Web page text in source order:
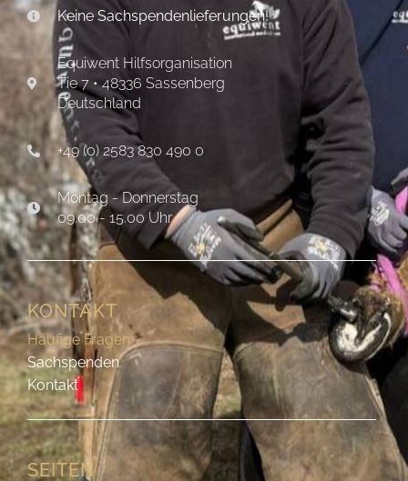
Keine Sachspendenlieferungen!
Equiwent Hilfsorganisation
Tie 7 • 48336 Sassenberg
Deutschland
+49 (0) 2583 830 490 0
Montag - Donnerstag
09.00 - 15.00 Uhr
KONTAKT
Häufige Fragen
Sachspenden
Kontakt
SEITEN